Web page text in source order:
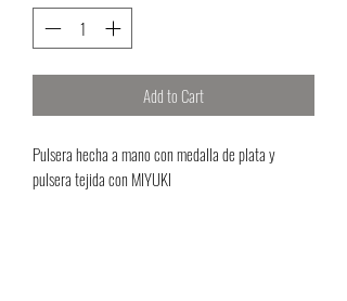
Add to Cart
Pulsera hecha a mano con medalla de plata y
pulsera tejida con MIYUKI